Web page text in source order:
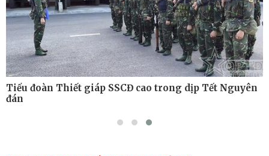
Tiểu đoàn Thiết giáp SSCĐ cao trong dịp Tết Nguyên
đán